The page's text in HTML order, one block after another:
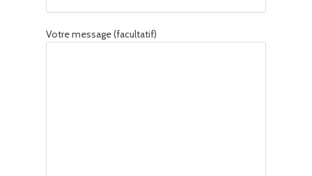
Votre message (facultatif)